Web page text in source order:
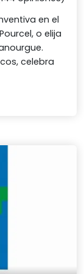
en el
o elija
celebra